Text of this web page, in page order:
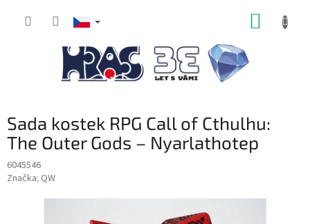
Sada kostek RPG Call of Cthulhu:
The Outer Gods – Nyarlathotep
6045546
Značka: QW